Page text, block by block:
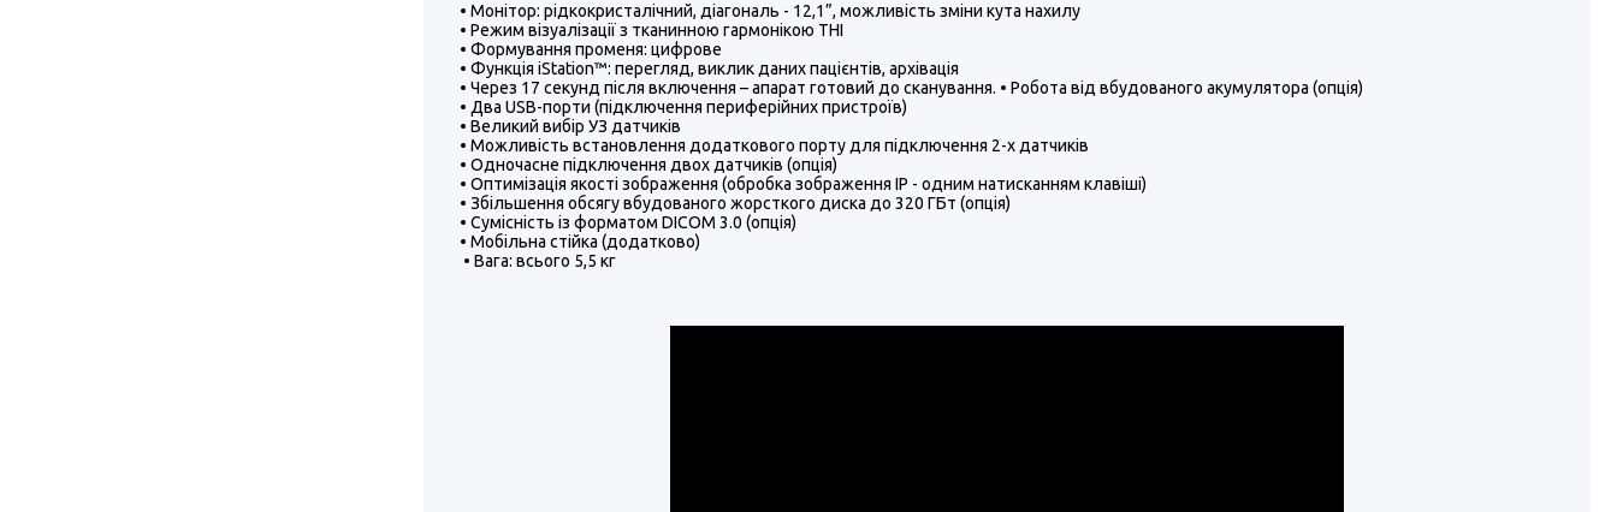
• Монітор: рідкокристалічний, діагональ - 12,1”, можливість зміни кута нахилу
• Режим візуалізації з тканинною гармонікою THI
• Формування променя: цифрове
• Функція iStation™: перегляд, виклик даних пацієнтів, архівація
• Через 17 секунд після включення – апарат готовий до сканування. • Робота від вбудованого акумулятора (опція)
• Два USB-порти (підключення периферійних пристроїв)
• Великий вибір УЗ датчиків
• Можливість встановлення додаткового порту для підключення 2-х датчиків
• Одночасне підключення двох датчиків (опція)
• Оптимізація якості зображення (обробка зображення IP - одним натисканням клавіші)
• Збільшення обсягу вбудованого жорсткого диска до 320 ГБт (опція)
• Сумісність із форматом DICOM 3.0 (опція)
• Мобільна стійка (додатково)
• Вага: всього 5,5 кг